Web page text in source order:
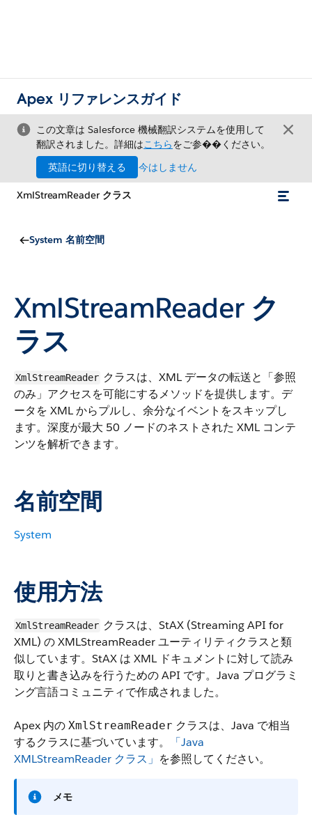
Apex リファレンスガイド
この文章は Salesforce 機械翻訳システムを使用して
翻訳されました。詳細はこちらをご参��ください。
英語に切り替える
今はしません
XmlStreamReader クラス
System 名前空間
XmlStreamReaderク
ラス
XmlStreamReader クラスは、XML データの転送と「参照
のみ」アクセスを可能にするメソッドを提供します。デ
ータを XML からプルし、余分なイベントをスキップし
ます。深度が最大 50 ノードのネストされた XML コンテ
ンツを解析できます。
名前空間
System
使用方法
XmlStreamReader クラスは、StAX (Streaming API for
XML) の XMLStreamReader ユーティリティクラスと類
似しています。StAX は XML ドキュメントに対して読み
取りと書き込みを行うための API です。Java プログラミ
ング言語コミュニティで作成されました。
Apex 内の XmlStreamReader クラスは、Java で相当
するクラスに基づいています。
「Java
XMLStreamReader クラス 」 を参照してください。
メモ